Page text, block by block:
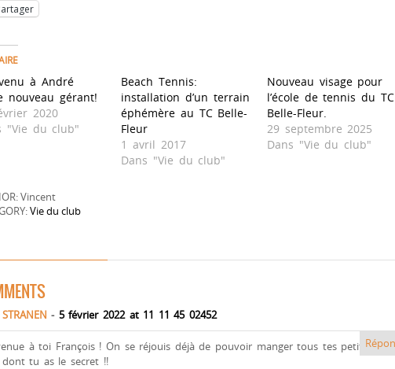
à André
nouveau gérant!
2020
"Vie du club"
Beach Tennis:
installation d’un terrain
éphémère au TC Belle-
Fleur
1 avril 2017
Dans "Vie du club"
Nouveau visage pour
l’école de tennis du TC
Belle-Fleur.
29 septembre 2025
Dans "Vie du club"
Vincent
Vie du club
- 5 février 2022 at 11 11 45 02452
à toi François ! On se réjouis déjà de pouvoir manger tous tes petits
dont tu as le secret !!